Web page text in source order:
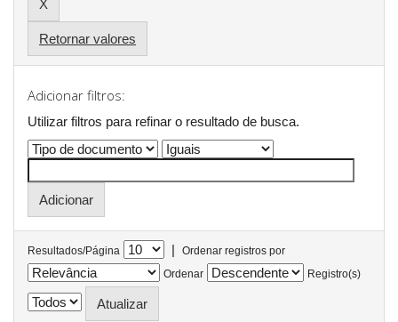
Retornar valores
Adicionar filtros:
Utilizar filtros para refinar o resultado de busca.
Resultados/Página |
Ordenar registros por
Ordenar
Registro(s)